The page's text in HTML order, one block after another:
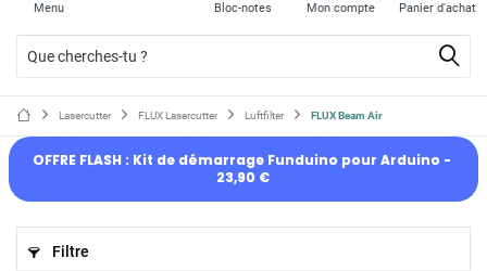
Panier d'achat
Bloc-notes Mon compte
Menu
Lasercutter FLUX Lasercutter Luftfilter FLUX Beam Air
OFFRE FLASH : Kit de démarrage Funduino pour Arduino -
23,90 €
Filtre